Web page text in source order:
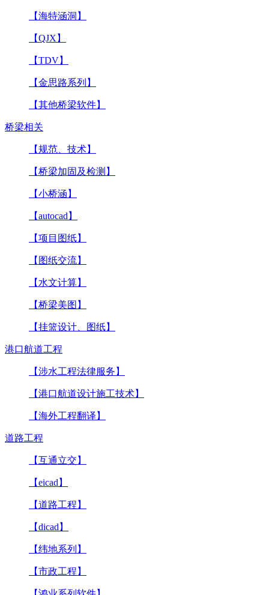
【海特涵洞】
【QJX】
【TDV】
【金思路系列】
【其他桥梁软件】
桥梁相关
【规范、技术】
【桥梁加固及检测】
【小桥涵】
【autocad】
【项目图纸】
【图纸交流】
【水文计算】
【桥梁美图】
【挂篮设计、图纸】
港口航道工程
【涉水工程法律服务】
【港口航道设计施工技术】
【海外工程翻译】
道路工程
【互通立交】
【eicad】
【道路工程】
【dicad】
【纬地系列】
【市政工程】